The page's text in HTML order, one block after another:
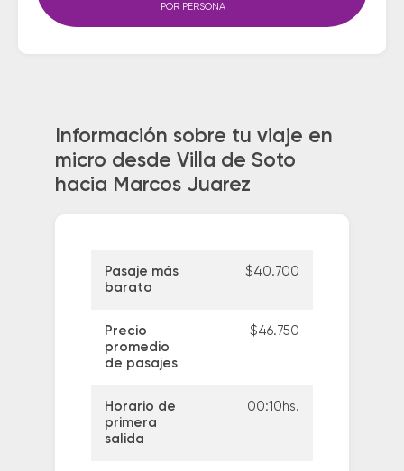
POR PERSONA
Información sobre tu viaje en
micro desde Villa de Soto
hacia Marcos Juarez
Pasaje más
barato
$40.700
Precio
promedio
de pasajes
$46.750
Horario de
primera
salida
00:10hs.